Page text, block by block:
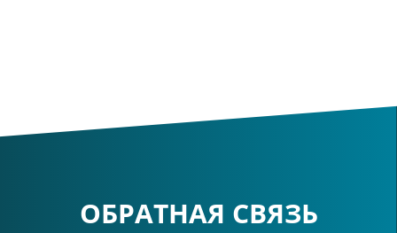
ОБРАТНАЯ СВЯЗЬ